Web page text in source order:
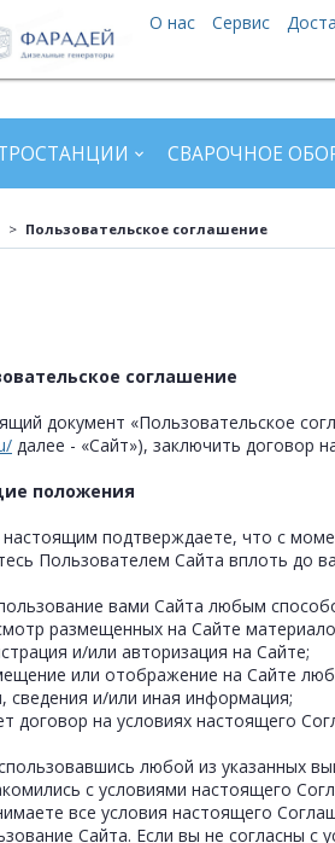
О нас Сервис
СВАРОЧНОЕ
Пользовательское соглашение
соглашение
документ «Пользовательское
далее - «Сайт»), заключить договор
положения
подтверждаете, что с
Пользователем Сайта вплоть до
вами Сайта любым
размещенных на Сайте
и/или авторизация на Сайте;
или отображение на Сайте
сведения и/или иная информация;
договор на условиях настоящего
любой из указанных
с условиями настоящего
все условия настоящего
Сайта. Если вы не согласны